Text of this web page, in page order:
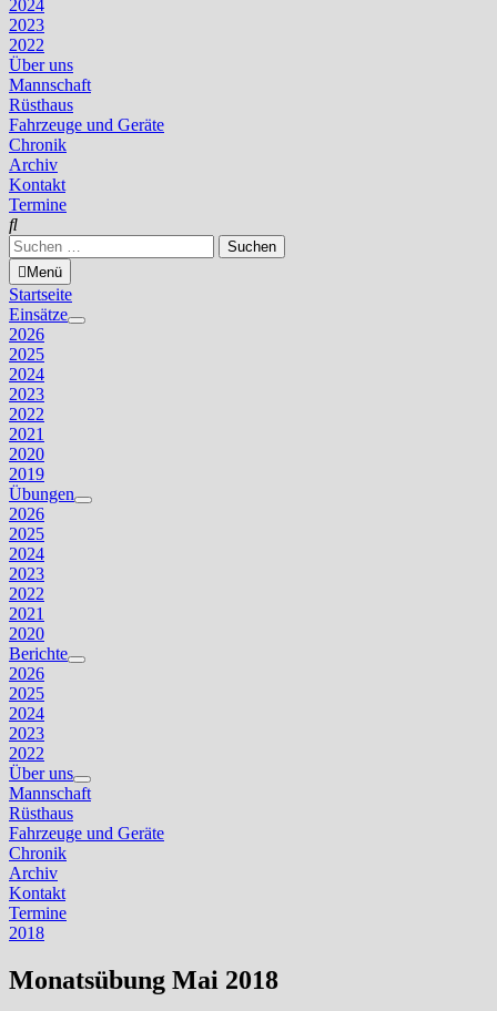
2024
2023
2022
Über uns
Mannschaft
Rüsthaus
Fahrzeuge und Geräte
Chronik
Archiv
Kontakt
Termine
Suchen
nach:Menü
Startseite
Einsätze
Untermenü
2026
2025
2024
2023
2022
2021
2020
2019
Übungen
Untermenü
2026
2025
2024
2023
2022
2021
2020
Berichte
Untermenü
2026
2025
2024
2023
2022
Über uns
Untermenü
anzeigen
Mannschaft
Rüsthaus
Fahrzeuge und Geräte
Chronik
Archiv
Kontakt
Termine
2018
Monatsübung Mai 2018